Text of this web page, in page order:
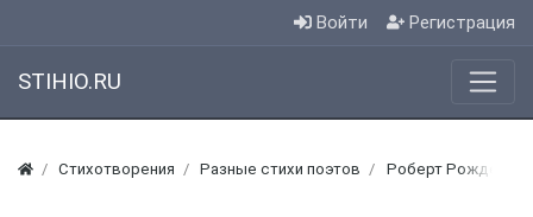
Войти Регистрация
STIHIO.RU
Стихотворения Разные стихи поэтов Роберт